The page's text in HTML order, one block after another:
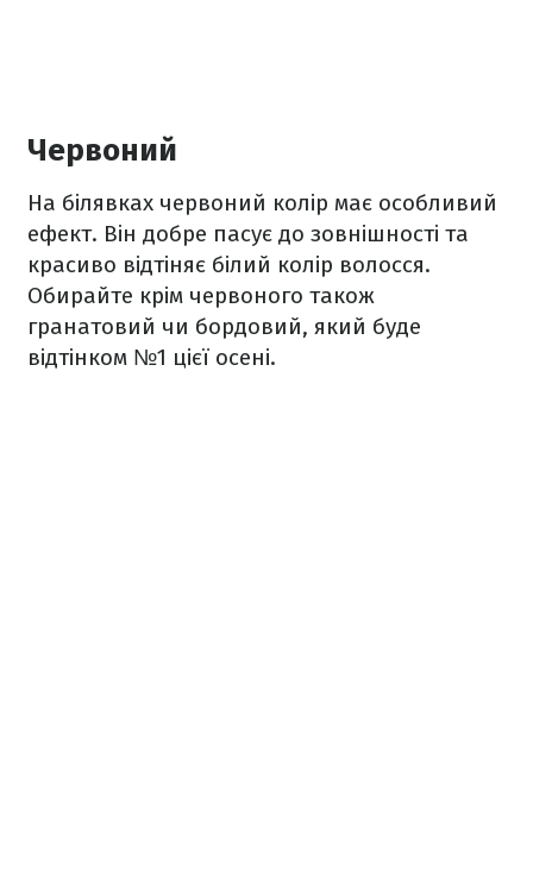
Червоний
На білявках червоний колір має особливий
ефект. Він добре пасує до зовнішності та
красиво відтіняє білий колір волосся.
Обирайте крім червоного також
гранатовий чи бордовий, який буде
відтінком №1 цієї осені.